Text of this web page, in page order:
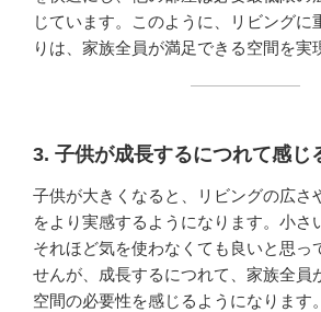
じています。このように、リビングに
りは、家族全員が満足できる空間を実
3. 子供が成長するにつれて感じ
子供が大きくなると、リビングの広さ
をより実感するようになります。小さ
それほど気を使わなくても良いと思っ
せんが、成長するにつれて、家族全員
空間の必要性を感じるようになります